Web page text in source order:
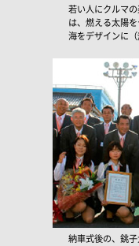
若い人にクルマ
は、燃える太陽
海をデザインに（
納車式後の、銚